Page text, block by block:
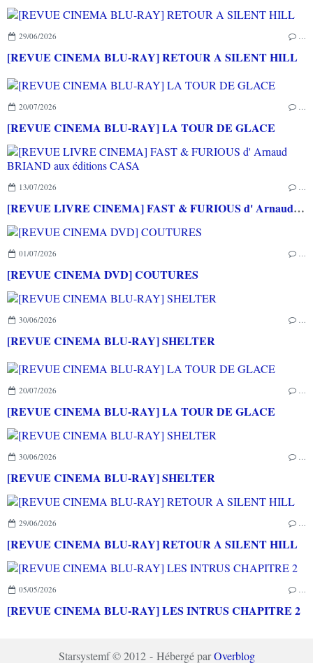
29/06/2026 …
[REVUE CINEMA BLU-RAY] RETOUR A SILENT HILL
20/07/2026 …
[REVUE CINEMA BLU-RAY] LA TOUR DE GLACE
13/07/2026 …
[REVUE LIVRE CINEMA] FAST & FURIOUS d' Arnaud BRIAND aux éditions CASA
01/07/2026 …
[REVUE CINEMA DVD] COUTURES
30/06/2026 …
[REVUE CINEMA BLU-RAY] SHELTER
20/07/2026 …
[REVUE CINEMA BLU-RAY] LA TOUR DE GLACE
30/06/2026 …
[REVUE CINEMA BLU-RAY] SHELTER
29/06/2026 …
[REVUE CINEMA BLU-RAY] RETOUR A SILENT HILL
05/05/2026 …
[REVUE CINEMA BLU-RAY] LES INTRUS CHAPITRE 2
Starsystemf © 2012 - Hébergé parOverblog